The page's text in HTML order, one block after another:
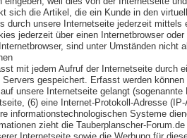
sich die Artikel, die ein Kunde in den
durch unsere Internetseite jederzeit
jederzeit über einen Internetbrowser
sind unter Umständen nicht
mit jedem Aufruf der Internetseite
gespeichert. Erfasst werden
unsere Internetseite gelangt
(6) eine Internet-Protokoll-Adresse
informationstechnologischen Systeme
zieht die Tauberplanscher-